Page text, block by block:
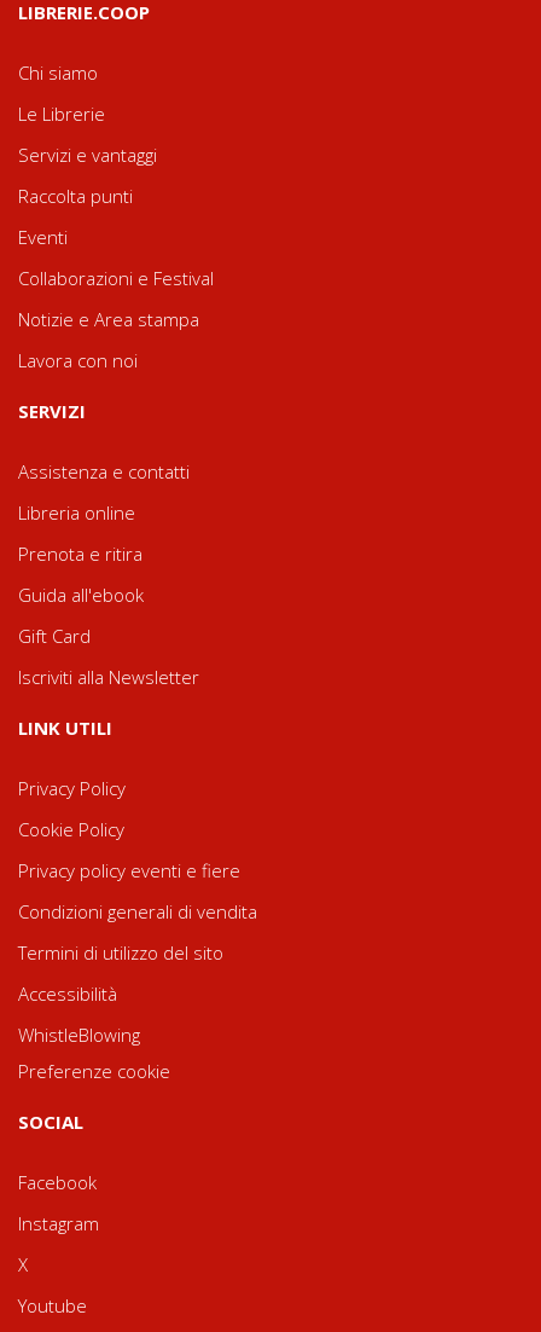
LIBRERIE.COOP
Chi siamo
Le Librerie
Servizi e vantaggi
Raccolta punti
Eventi
Collaborazioni e Festival
Notizie e Area stampa
Lavora con noi
SERVIZI
Assistenza e contatti
Libreria online
Prenota e ritira
Guida all'ebook
Gift Card
Iscriviti alla Newsletter
LINK UTILI
Privacy Policy
Cookie Policy
Privacy policy eventi e fiere
Condizioni generali di vendita
Termini di utilizzo del sito
Accessibilità
WhistleBlowing
Preferenze cookie
SOCIAL
Facebook
Instagram
X
Youtube